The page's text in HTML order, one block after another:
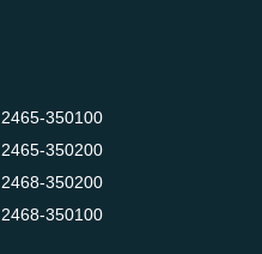
2465-350100
2465-350200
2468-350200
2468-350100